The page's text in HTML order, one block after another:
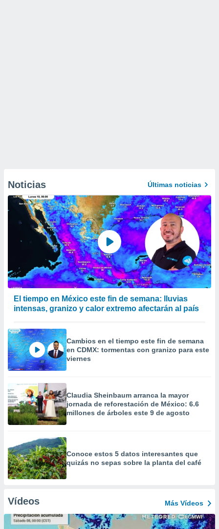
Noticias Últimas noticias
El tiempo en México este fin de semana: lluvias
intensas, granizo y calor extremo afectarán al país
Cambios en el tiempo este fin de semana
en CDMX: tormentas con granizo para este
viernes
Claudia Sheinbaum arranca la mayor
jornada de reforestación de México: 6.6
millones de árboles este 9 de agosto
Conoce estos 5 datos interesantes que
quizás no sepas sobre la planta del café
Vídeos Más Vídeos